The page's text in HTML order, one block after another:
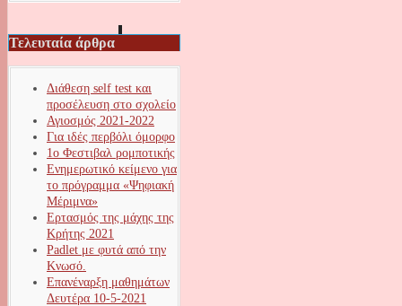
Τελευταία άρθρα
Διάθεση self test και
προσέλευση στο σχολείο
Αγιοσμός 2021-2022
Για ιδές περβόλι όμορφο
1ο Φεστιβαλ ρομποτικής
Ενημερωτικό κείμενο για
το πρόγραμμα «Ψηφιακή
Μέριμνα»
Ερτασμός της μάχης της
Κρήτης 2021
Padlet με φυτά από την
Κνωσό.
Επανέναρξη μαθημάτων
Δευτέρα 10-5-2021